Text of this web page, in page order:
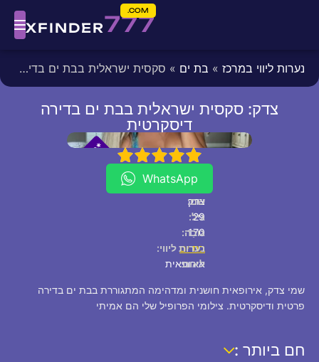
777
XFINDER
COM.
נערות ליווי במרכז » בת ים » סקסית ישראלית בבת ים בדירה דיסקרטית
צדק: סקסית ישראלית בבת ים בדירה
דיסקרטית
fixed
*
P
*
[/fixed]
5
WhatsApp
שם:
צדק
גיל:
29
גוֹבַה:
170
נערות ליווי:
בת ים
לאום:
אירופאית
שמי צדק, אירופאית חושנית ומדהימה המתגוררת בבת ים בדירה
פרטית ודיסקרטית. צילומי הפרופיל שלי הם אמיתי
חם ביותר :